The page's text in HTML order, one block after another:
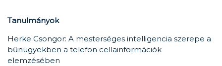
Tanulmányok
Herke Csongor: A mesterséges intelligencia szerepe a
bűnügyekben a telefon cellainformációk
elemzésében